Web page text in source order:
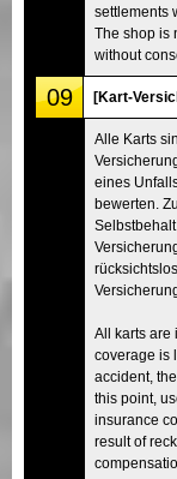
settlements
The shop is
without
09 [Kart-
Alle Karts
eines
bewerten.
All karts are
coverage is
accident,
this point,
insurance
result of